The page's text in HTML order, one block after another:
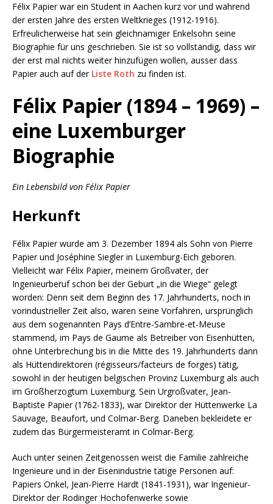
Félix Papier war ein Student in Aachen kurz vor und während
der ersten Jahre des ersten Weltkrieges (1912-1916).
Erfreulicherweise hat sein gleichnamiger Enkelsohn seine
Biographie für uns geschrieben. Sie ist so vollständig, dass wir
der erst mal nichts weiter hinzufügen wollen, ausser dass
Papier auch auf der Liste Roth zu finden ist.
Félix Papier (1894 – 1969) –
eine Luxemburger
Biographie
Ein Lebensbild von Félix Papier
Herkunft
Félix Papier wurde am 3. Dezember 1894 als Sohn von Pierre
Papier und Joséphine Siegler in Luxemburg-Eich geboren.
Vielleicht war Félix Papier, meinem Großvater, der
Ingenieurberuf schon bei der Geburt „in die Wiege“ gelegt
worden: Denn seit dem Beginn des 17. Jahrhunderts, noch in
vorindustrieller Zeit also, waren seine Vorfahren, ursprünglich
aus dem sogenannten Pays d’Entre-Sambre-et-Meuse
stammend, im Pays de Gaume als Betreiber von Eisenhütten,
ohne Unterbrechung bis in die Mitte des 19. Jahrhunderts dann
als Hüttendirektoren (régisseurs/facteurs de forges) tätig,
sowohl in der heutigen belgischen Provinz Luxemburg als auch
im Großherzogtum Luxemburg. Sein Urgroßvater, Jean-
Baptiste Papier (1762-1833), war Direktor der Hüttenwerke La
Sauvage, Beaufort, und Colmar-Berg. Daneben bekleidete er
zudem das Bürgermeisteramt in Colmar-Berg.
Auch unter seinen Zeitgenossen weist die Familie zahlreiche
Ingenieure und in der Eisenindustrie tätige Personen auf:
Papiers Onkel, Jean-Pierre Hardt (1841-1931), war Ingenieur-
Direktor der Rodinger Hochofenwerke sowie